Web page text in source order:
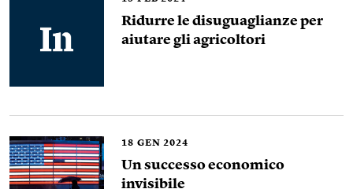
Ridurre le disuguaglianze per
aiutare gli agricoltori
18 GEN 2024
Un successo economico
invisibile